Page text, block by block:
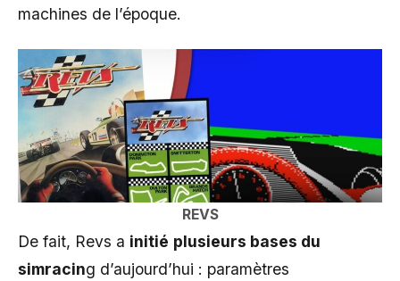
machines de l’époque.
REVS
De fait, Revs a initié plusieurs bases du
simracing d’aujourd’hui : paramètres